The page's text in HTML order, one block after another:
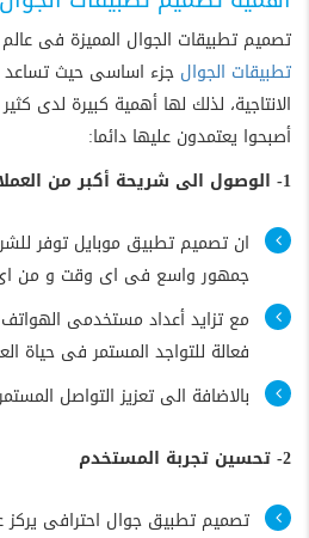
تصميم تطبيقات الجوال المميزة فى عالم
تطبيقات الجوال جزء اساسى حيث تساعد
الانتاجية، لذلك لها أهمية كبيرة لدى
أصبحوا يعتمدون عليها دائما:
1- الوصول الى شريحة أكبر من العملاء
ان تصميم تطبيق موبايل توفر
جمهور واسع فى اى وقت و من
مع تزايد أعداد مستخدمى
فعالة للتواجد المستمر فى حياة
بالاضافة الى تعزيز التواصل
2- تحسين تجربة المستخدم
تصميم تطبيق جوال احترافى